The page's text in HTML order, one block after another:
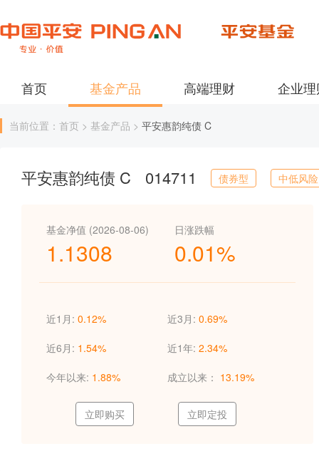
首页 基金产品 高端理财 企业
当前位置：首页 > 基金产品 > 平安惠韵纯债 C
平安惠韵纯债 C 014711 债券型 中低风险
基金净值 (2026-08-06)
1.1308
日涨跌幅
0.01%
近1月: 0.12% 近3月: 0.69%
近6月: 1.54% 近1年: 2.34%
今年以来: 1.88% 成立以来： 13.19%
立即购买 立即定投